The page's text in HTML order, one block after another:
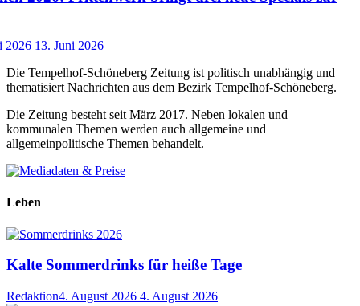
2026 13. Juni 2026
Die Tempelhof-Schöneberg Zeitung ist politisch unabhängig und
thematisiert Nachrichten aus dem Bezirk Tempelhof-Schöneberg.
Die Zeitung besteht seit März 2017. Neben lokalen und
kommunalen Themen werden auch allgemeine und
allgemeinpolitische Themen behandelt.
Leben
Kalte Sommerdrinks für heiße Tage
Redaktion4. August 2026 4. August 2026